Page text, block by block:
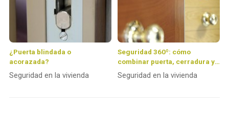
¿Puerta blindada o
acorazada?
Seguridad en la vivienda
Seguridad 360º: cómo
combinar puerta, cerradura y
alarma para crear un hogar
inexpugnable
Seguridad en la vivienda